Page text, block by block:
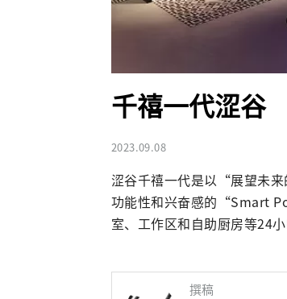
千禧一代涩谷
2023.09.08
涩谷千禧一代是以“展望未
功能性和兴奋感的“Smart
室、工作区和自助厨房等24
撰稿